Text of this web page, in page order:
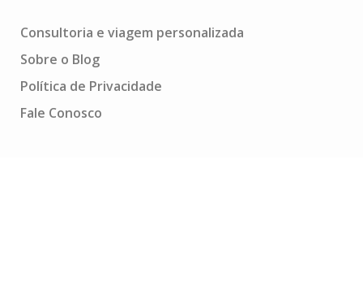
Consultoria e viagem personalizada
Sobre o Blog
Política de Privacidade
Fale Conosco